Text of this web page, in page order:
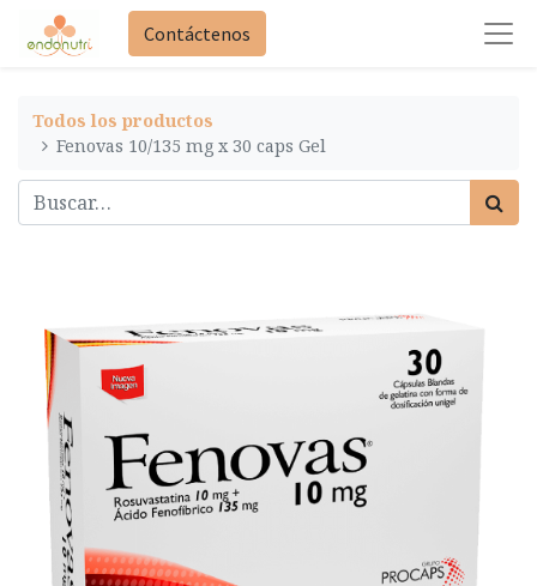
Contáctenos
Todos los productos
Fenovas 10/135 mg x 30 caps Gel